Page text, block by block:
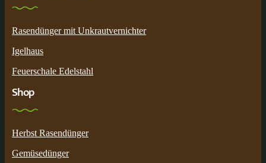
Rasendünger mit Unkrautvernichter
Igelhaus
Feuerschale Edelstahl
Shop
Herbst Rasendünger
Gemüsedünger